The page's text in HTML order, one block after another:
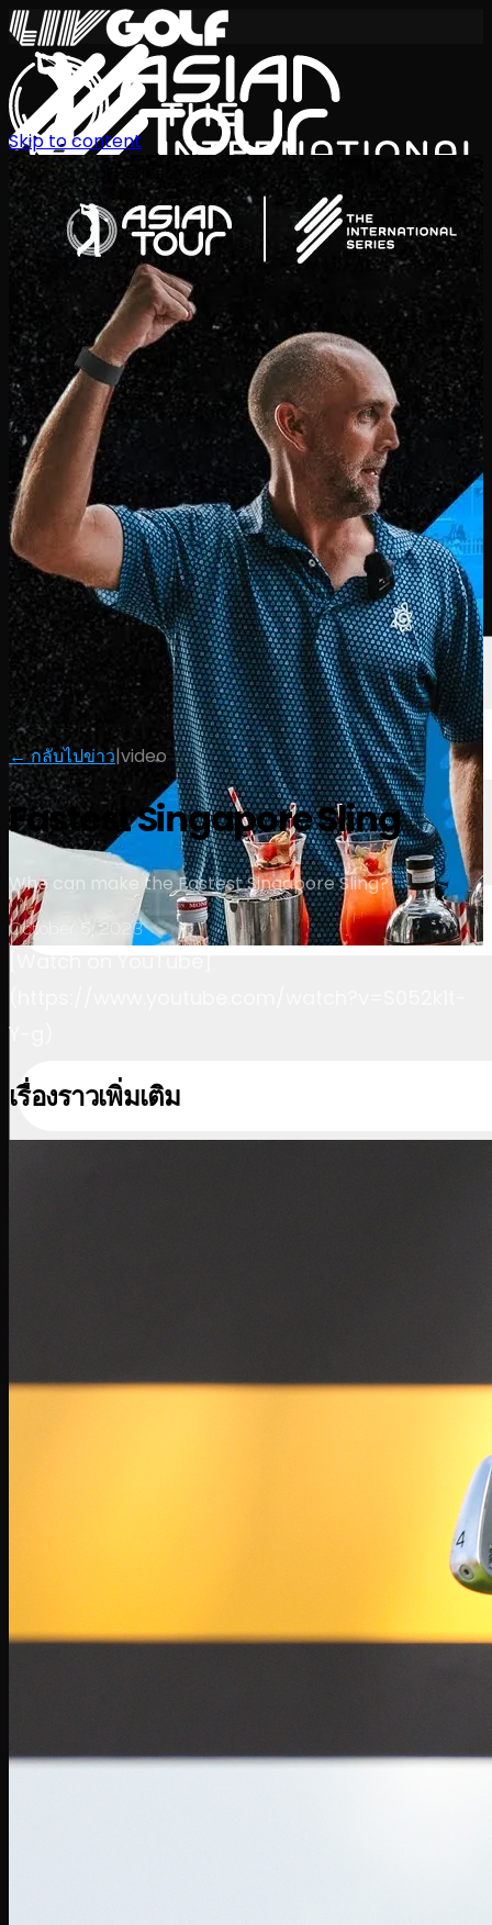
International Series 2026
TH
ตารางการแข่งขัน
นักกอล์ฟ
อันดับข่าวสารรับชมเกี่ยวกับ
เข้าสู่ระบบ
Skip to content
← กลับไปข่าว|video
Fastest Singapore Sling
Who can make the Fastest Singapore Sling?
October 5, 2023
Y-g)
เรื่องราวเพิ่มเติม